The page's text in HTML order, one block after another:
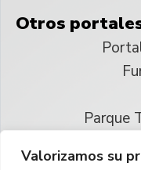
Valorizamos su
Otros
Parque